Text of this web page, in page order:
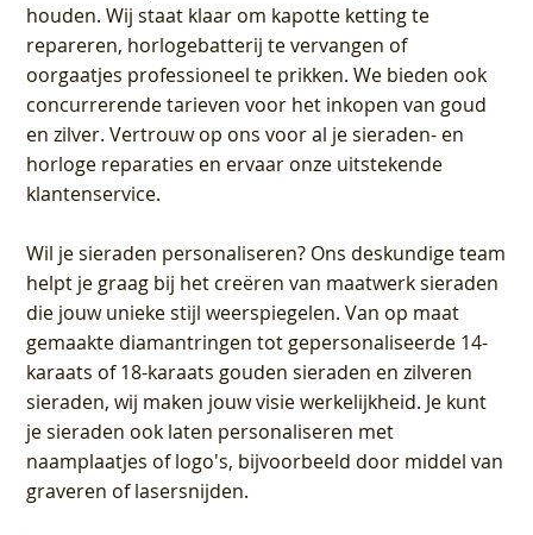
houden. Wij staat klaar om kapotte ketting te
repareren, horlogebatterij te vervangen of
oorgaatjes professioneel te prikken. We bieden ook
concurrerende tarieven voor het inkopen van goud
en zilver. Vertrouw op ons voor al je sieraden- en
horloge reparaties en ervaar onze uitstekende
klantenservice.
Wil je sieraden personaliseren? Ons deskundige team
helpt je graag bij het creëren van maatwerk sieraden
die jouw unieke stijl weerspiegelen. Van op maat
gemaakte diamantringen tot gepersonaliseerde 14-
karaats of 18-karaats gouden sieraden en zilveren
sieraden, wij maken jouw visie werkelijkheid. Je kunt
je sieraden ook laten personaliseren met
naamplaatjes of logo's, bijvoorbeeld door middel van
graveren of lasersnijden.